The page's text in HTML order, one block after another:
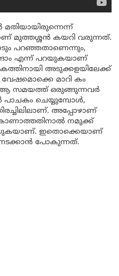
മുത്തശ്ശൻ കയറി വരുന്നത്.
പറഞ്ഞതാണെന്നും,
എന്ന് പറയുകയാണ്
അടുക്കളയിലേക്ക്
മാറി കം
സമയത്ത് ഒരുങ്ങുന്നവർ
ചെയ്യുമ്പോൾ,
അപ്പോഴാണ്
നമുക്ക്
ഇതൊക്കെയാണ്
പോകുന്നത്.